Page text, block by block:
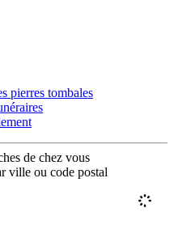
pierres tombales
de chez vous
ville ou code postal